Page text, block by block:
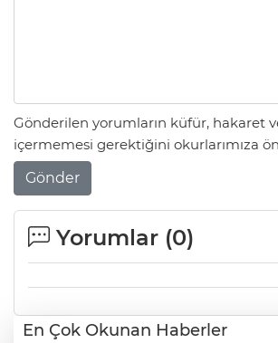
Gönderilen yorumların küfür, hakaret
içermemesi gerektiğini okurlarımıza
Gönder
Yorumlar (0)
En Çok Okunan Haberler